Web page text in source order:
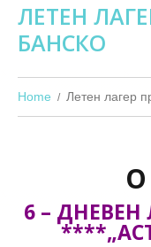
ЛЕТЕН
БАНСКО
Home Летен лагер
О
6 – ДНЕВЕН